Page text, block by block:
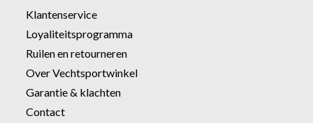
Klantenservice
Loyaliteitsprogramma
Ruilen en retourneren
Over Vechtsportwinkel
Garantie & klachten
Contact